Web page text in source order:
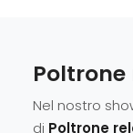
Nel nostro
di Poltrone